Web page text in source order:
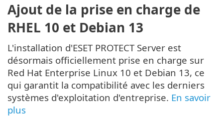
Ajout de la prise en charge de
RHEL 10 et Debian 13
L'installation d'ESET PROTECT Server est
désormais officiellement prise en charge sur
Red Hat Enterprise Linux 10 et Debian 13, ce
qui garantit la compatibilité avec les derniers
systèmes d'exploitation d'entreprise. En savoir
plus